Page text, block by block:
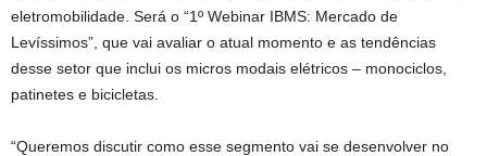
eletromobilidade. Será o “1º Webinar IBMS: Mercado de
Levíssimos”, que vai avaliar o atual momento e as tendências
desse setor que inclui os micros modais elétricos – monociclos,
patinetes e bicicletas.
“Queremos discutir como esse segmento vai se desenvolver no